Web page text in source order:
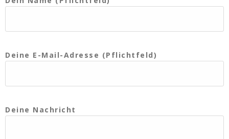
Deine E-Mail-Adresse (Pflichtfeld)
Deine Nachricht